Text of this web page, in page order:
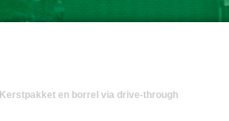
Kerstpakket en borrel via drive-through